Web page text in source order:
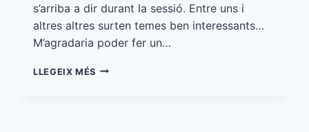
s’arriba a dir durant la sessió. Entre uns i
altres altres surten temes ben interessants…
M’agradaria poder fer un…
LLEGEIX MÉS GOOGLE